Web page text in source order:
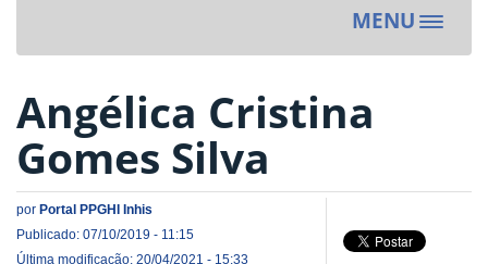
MENU
Toggle
Angélica Cristina
Gomes Silva
por Portal PPGHI Inhis
Publicado: 07/10/2019 - 11:15
Última modificação: 20/04/2021 - 15:33